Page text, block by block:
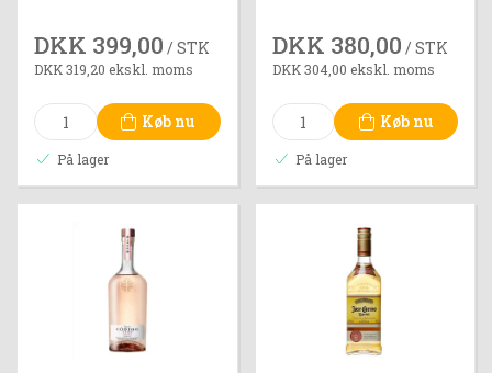
DKK 399,00 / STK
DKK 319,20 ekskl. moms
Køb nu
På lager
DKK 380,00 / STK
DKK 304,00 ekskl. moms
Køb nu
På lager